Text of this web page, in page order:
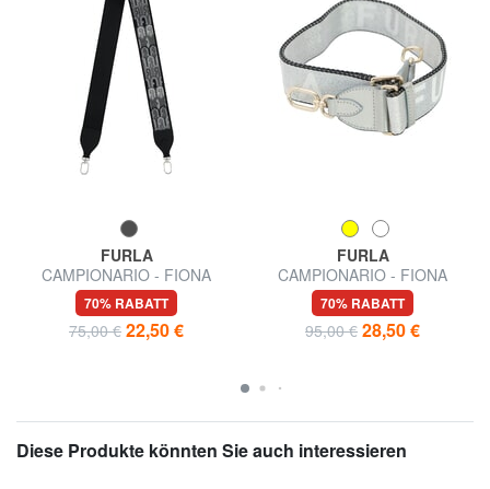
FURLA
CAMPIONARIO - FIONA
Schultergurt für Taschen
70% RABATT
75,00 € 22,50 €
FURLA
CAMPIONARIO - FIONA
Schulterriemen mit Logo
70% RABATT
95,00 € 28,50 €
Diese Produkte könnten Sie auch interessieren